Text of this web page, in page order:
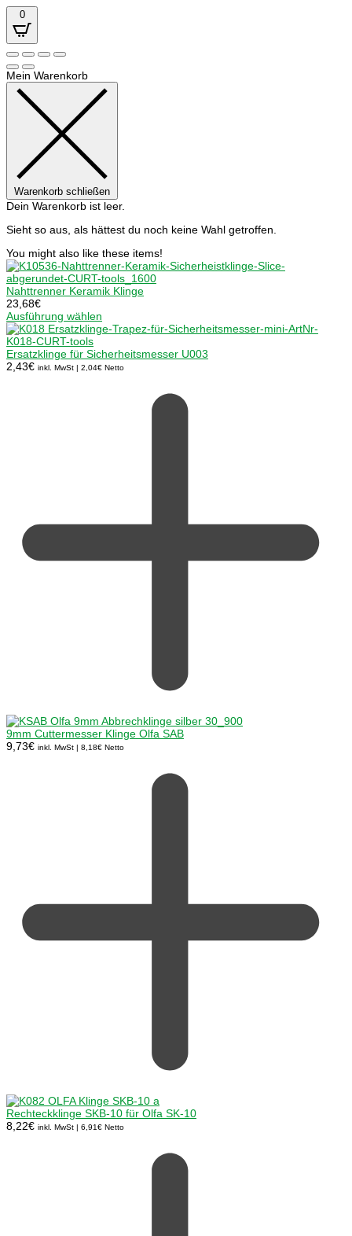
0
Mein Warenkorb
Warenkorb schließen
Dein Warenkorb ist leer.
Sieht so aus, als hättest du noch keine Wahl getroffen.
You might also like these items!
Nahttrenner Keramik Klinge
23,68€
Ausführung wählen
Ersatzklinge für Sicherheitsmesser U003
2,43€ inkl. MwSt | 2,04€ Netto
9mm Cuttermesser Klinge Olfa SAB
9,73€ inkl. MwSt | 8,18€ Netto
Rechteckklinge SKB-10 für Olfa SK-10
8,22€ inkl. MwSt | 6,91€ Netto